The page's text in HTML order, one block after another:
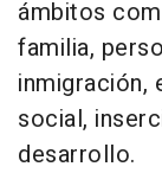
ámbitos
familia,
inmigración,
social,
desarrollo.